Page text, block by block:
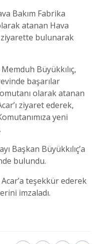
Bakım Fabrika
atanan Hava
ziyarette bulunarak
Büyükkılıç,
başarılar
olarak atanan
ziyaret ederek,
yeni
Başkan Büyükkılıç’a
bulundu.
teşekkür ederek
imzaladı.